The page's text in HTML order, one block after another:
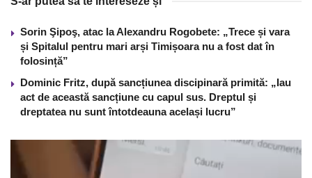
Sorin Şipoş, atac la Alexandru Rogobete: „Trece și vara
și Spitalul pentru mari arși Timișoara nu a fost dat în
folosință”
Dominic Fritz, după sancțiunea discipinară primită: „Iau
act de această sancțiune cu capul sus. Dreptul și
dreptatea nu sunt întotdeauna același lucru”